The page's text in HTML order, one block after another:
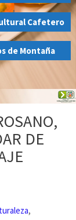
,
Cafetero
,
de Montaña
DE
,